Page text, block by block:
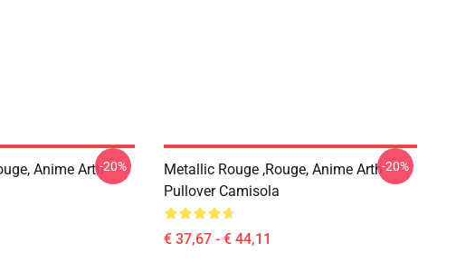
Anime Arth-20%
Metallic Rouge ,rouge, Anime Arth
Pullover Camisola
€ 37,67 - € 44,11
-20%